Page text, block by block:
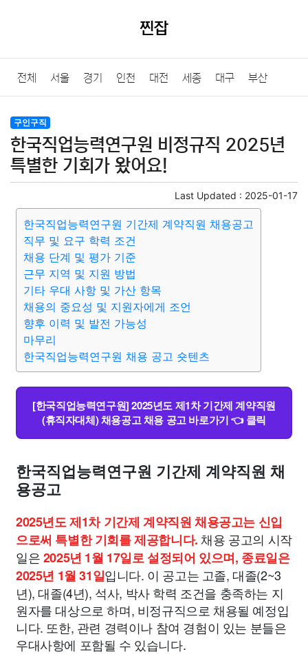
찐잡
전체 서울 경기 인천 대전 세종 대구 부산
울산
전남 제주
구인구직
한국직업능력연구원 비정규직 2025년
특별한 기회가 왔어요!
Last Updated : 2025-01-17
한국직업능력연구원 기간제 계약직원 채용공고
직무 및 요구 학력 조건
채용 단계 및 평가 기준
근무 지역 및 지원 방법
기타 우대 사항 및 가산 항목
채용의 중요성 및 지원자에게 조언
향후 이력 및 발전 가능성
마무리
한국직업능력연구원 채용 공고 숏텐츠
[한국직업능력연구원] 2025년도 제1차 기간제 계약직원
(휴직자대체) 채용공고 채용 공고 바로가기 👈 클릭
한국직업능력연구원 기간제 계약직원 채
용공고
2025년도 제1차 기간제 계약직원 채용공고는 신입
으로써 특별한 기회를 제공합니다. 채용 공고의 시작
일은2025년 1월 17일로 설정되어 있으며, 종료일은
2025년 1월 31일입니다. 이 공고는 고졸, 대졸(2~3
년), 대졸(4년), 석사, 박사 학력 조건을 충족하는 지
원자를 대상으로 하며, 비정규직으로 채용될 예정입
니다. 또한, 관련 경력이나 참여 경험이 있는 분들은
우대사항에 포함될 수 있습니다.